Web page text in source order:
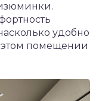
удобно
этом помещении